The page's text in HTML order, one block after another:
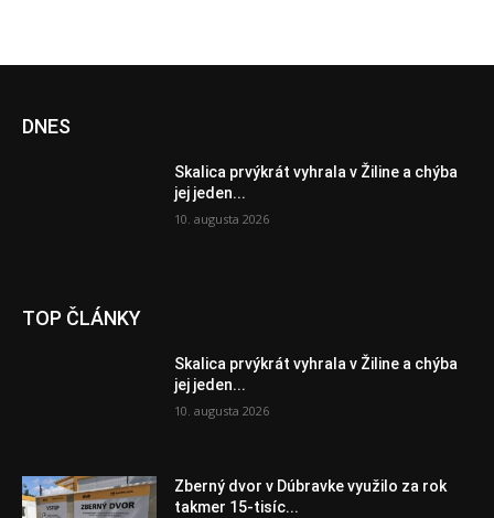
DNES
Skalica prvýkrát vyhrala v Žiline a chýba
jej jeden...
10. augusta 2026
TOP ČLÁNKY
Skalica prvýkrát vyhrala v Žiline a chýba
jej jeden...
10. augusta 2026
Zberný dvor v Dúbravke využilo za rok
takmer 15-tisíc...